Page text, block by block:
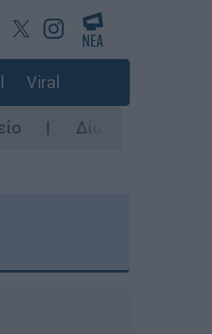
Viral
ανθρωποκτονία από